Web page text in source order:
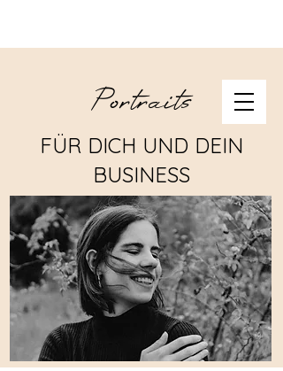
Portraits
FÜR DICH UND DEIN
BUSINESS